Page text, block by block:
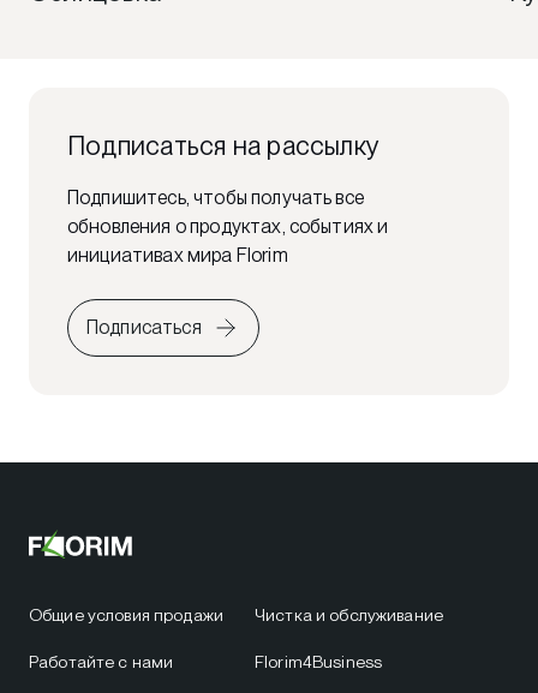
Подписаться на рассылку
Подпишитесь, чтобы получать все
обновления о продуктах, событиях и
инициативах мира Florim
Подписаться
Общие условия продажи
Работайте с нами
Чистка и обслуживание
Florim4Business